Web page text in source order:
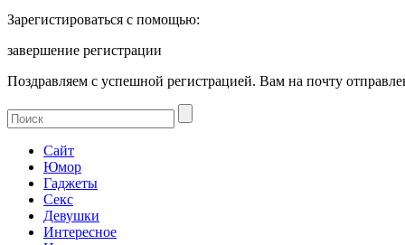
Зарегистироваться с помощью:
завершение регистрации
Поздравляем с успешной регистрацией. Вам на почту
Сайт
Юмор
Гаджеты
Секс
Девушки
Интересное